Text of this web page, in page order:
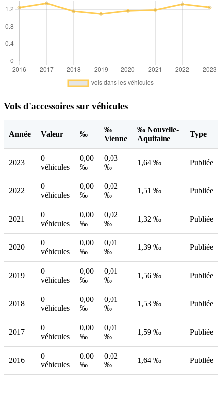
Vols d'accessoires sur véhicules
Année Valeur ‰
‰
Vienne
‰ Nouvelle-
Aquitaine
Type
2023
0
véhicules
0,00
‰
0,03
‰
1,64 ‰ Publiée
2022
0
véhicules
0,00
‰
0,02
‰
1,51 ‰ Publiée
2021
0
véhicules
0,00
‰
0,02
‰
1,32 ‰ Publiée
2020
0
véhicules
0,00
‰
0,01
‰
1,39 ‰ Publiée
2019
0
véhicules
0,00
‰
0,01
‰
1,56 ‰ Publiée
2018
0
véhicules
0,00
‰
0,01
‰
1,53 ‰ Publiée
2017
0
véhicules
0,00
‰
0,01
‰
1,59 ‰ Publiée
2016
0
véhicules
0,00
‰
0,02
‰
1,64 ‰ Publiée